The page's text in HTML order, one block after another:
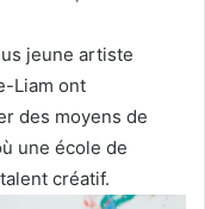
jeune artiste
Liam ont
des moyens de
une école de
créatif.